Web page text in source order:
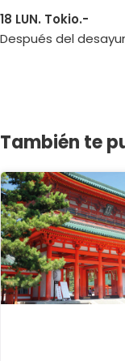
18 LUN. Tokio.-
Después del
También te